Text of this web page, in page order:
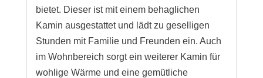
bietet. Dieser ist mit einem behaglichen
Kamin ausgestattet und lädt zu geselligen
Stunden mit Familie und Freunden ein. Auch
im Wohnbereich sorgt ein weiterer Kamin für
wohlige Wärme und eine gemütliche